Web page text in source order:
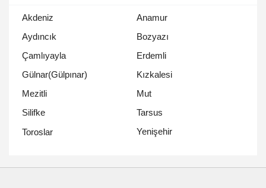
Akdeniz
Anamur
Aydıncık
Bozyazı
Çamlıyayla
Erdemli
Gülnar(Gülpınar)
Kızkalesi
Mezitli
Mut
Silifke
Tarsus
Toroslar
Yenişehir